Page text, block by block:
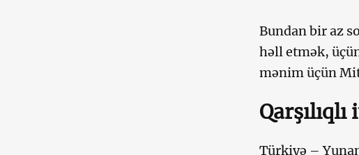
Bundan bir az
həll etmək,
mənim üçün
Türkiyə –